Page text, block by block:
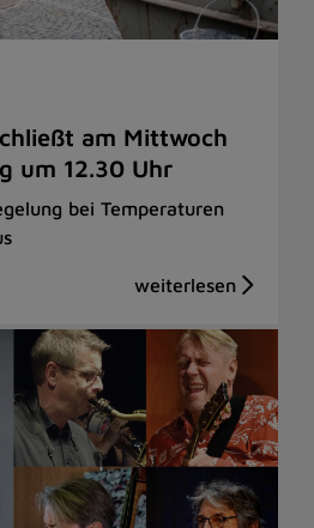
am Mittwoch
um 12.30 Uhr
bei Temperaturen